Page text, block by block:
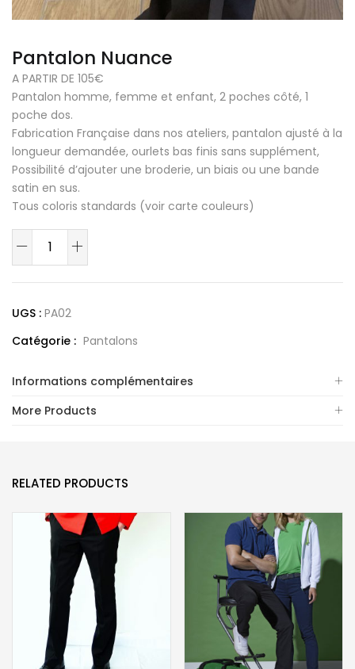
Pantalon Nuance
A PARTIR DE 105€
Pantalon homme, femme et enfant, 2 poches côté, 1
poche dos.
Fabrication Française dans nos ateliers, pantalon ajusté à la
longueur demandée, ourlets bas finis sans supplément,
Possibilité d’ajouter une broderie, un biais ou une bande
satin en sus.
Tous coloris standards (voir carte couleurs)
quantité
Pantalon
UGS : PA02
Catégorie : Pantalons
Informations complémentaires
More Products
RELATED PRODUCTS